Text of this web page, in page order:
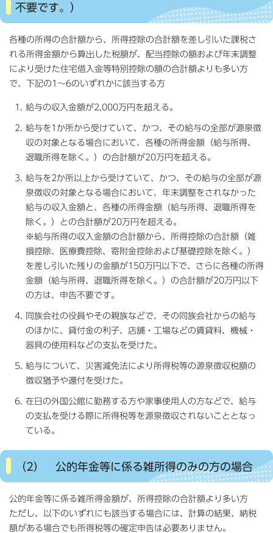
不要です。）
各種の所得の合計額から、所得控除の合計額を差し引いた課税さ
れる所得金額から算出した税額が、配当控除の額および年末調整
により受けた住宅借入金等特別控除の額の合計額よりも多い方
で、下記の1～6のいずれかに該当する方
給与の収入金額が2,000万円を超える。
給与を1か所から受けていて、かつ、その給与の全部が源泉徴
収の対象となる場合において、各種の所得金額（給与所得、
退職所得を除く。）の合計額が20万円を超える。
給与を2か所以上から受けていて、かつ、その給与の全部が源
泉徴収の対象となる場合において、年末調整をされなかった
給与の収入金額と、各種の所得金額（給与所得、退職所得を
除く。）との合計額が20万円を超える。
※給与所得の収入金額の合計額から、所得控除の合計額（雑
損控除、医療費控除、寄附金控除および基礎控除を除く。）
を差し引いた残りの金額が150万円以下で、さらに各種の所得
金額（給与所得、退職所得を除く。）の合計額が20万円以下
の方は、申告不要です。
同族会社の役員やその親族などで、その同族会社からの給与
のほかに、貸付金の利子、店舗・工場などの賃貸料、機械・
器具の使用料などの支払を受けた。
給与について、災害減免法により所得税等の源泉徴収税額の
徴収猶予や還付を受けた。
在日の外国公館に勤務する方や家事使用人の方などで、給与
の支払を受ける際に所得税等を源泉徴収されないこととなっ
ている。
（2） 公的年金等に係る雑所得のみの方の場合
公的年金等に係る雑所得金額が、所得控除の合計額より多い方
ただし、以下のいずれにも該当する場合には、計算の結果、納税
額がある場合でも所得税等の確定申告は必要ありません。